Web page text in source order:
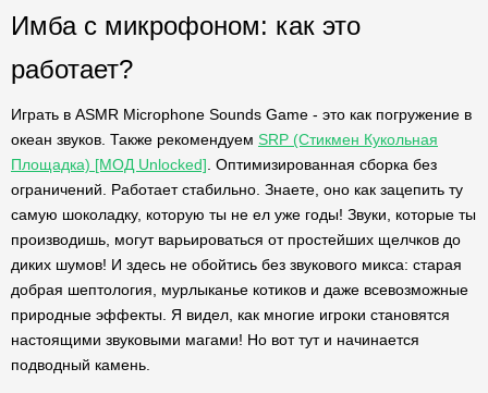
Имба с микрофоном: как это
работает?
Играть в ASMR Microphone Sounds Game - это как погружение в
океан звуков. Также рекомендуем SRP (Стикмен Кукольная
Площадка) [МОД Unlocked] . Оптимизированная сборка без
ограничений. Работает стабильно. Знаете, оно как зацепить ту
самую шоколадку, которую ты не ел уже годы! Звуки, которые ты
производишь, могут варьироваться от простейших щелчков до
диких шумов! И здесь не обойтись без звукового микса: старая
добрая шептология, мурлыканье котиков и даже всевозможные
природные эффекты. Я видел, как многие игроки становятся
настоящими звуковыми магами! Но вот тут и начинается
подводный камень.